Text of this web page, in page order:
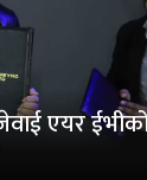
एयर ईभीको